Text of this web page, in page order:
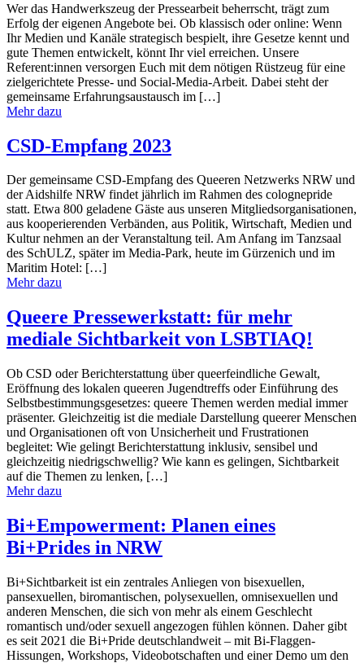
Wer das Handwerkszeug der Pressearbeit beherrscht, trägt zum
Erfolg der eigenen Angebote bei. Ob klassisch oder online: Wenn
Ihr Medien und Kanäle strategisch bespielt, ihre Gesetze kennt und
gute Themen entwickelt, könnt Ihr viel erreichen. Unsere
Referent:innen versorgen Euch mit dem nötigen Rüstzeug für eine
zielgerichtete Presse- und Social-Media-Arbeit. Dabei steht der
gemeinsame Erfahrungsaustausch im […]
Mehr dazu
CSD-Empfang 2023
Der gemeinsame CSD-Empfang des Queeren Netzwerks NRW und
der Aidshilfe NRW findet jährlich im Rahmen des colognepride
statt. Etwa 800 geladene Gäste aus unseren Mitgliedsorganisationen,
aus kooperierenden Verbänden, aus Politik, Wirtschaft, Medien und
Kultur nehmen an der Veranstaltung teil. Am Anfang im Tanzsaal
des SchULZ, später im Media-Park, heute im Gürzenich und im
Maritim Hotel: […]
Mehr dazu
Queere Pressewerkstatt: für mehr
mediale Sichtbarkeit von LSBTIAQ!
Ob CSD oder Berichterstattung über queerfeindliche Gewalt,
Eröffnung des lokalen queeren Jugendtreffs oder Einführung des
Selbstbestimmungsgesetzes: queere Themen werden medial immer
präsenter. Gleichzeitig ist die mediale Darstellung queerer Menschen
und Organisationen oft von Unsicherheit und Frustrationen
begleitet: Wie gelingt Berichterstattung inklusiv, sensibel und
gleichzeitig niedrigschwellig? Wie kann es gelingen, Sichtbarkeit
auf die Themen zu lenken, […]
Mehr dazu
Bi+Empowerment: Planen eines
Bi+Prides in NRW
Bi+Sichtbarkeit ist ein zentrales Anliegen von bisexuellen,
pansexuellen, biromantischen, polysexuellen, omnisexuellen und
anderen Menschen, die sich von mehr als einem Geschlecht
romantisch und/oder sexuell angezogen fühlen können. Daher gibt
es seit 2021 die Bi+Pride deutschlandweit – mit Bi-Flaggen-
Hissungen, Workshops, Videobotschaften und einer Demo um den